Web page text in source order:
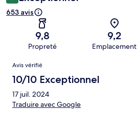
653 avis
9,8
Propreté
9,2
Emplacement
Avis
Avis vérifié
10/10 Exceptionnel
17 juil. 2024
Traduire avec Google